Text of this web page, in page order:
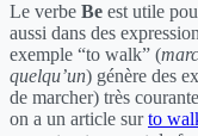
Le verbe Be est utile
aussi dans des
exemple “to walk” (
quelqu’un) génère des
de marcher) très
on a un article surto